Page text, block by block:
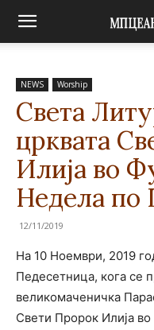
NEWS Worship
Света
црквата
Илија во
Недела по
12/11/2019
На 10 Ноември, 2019
Педесетница, кога се
великомаченичка
Свети Пророк Илија